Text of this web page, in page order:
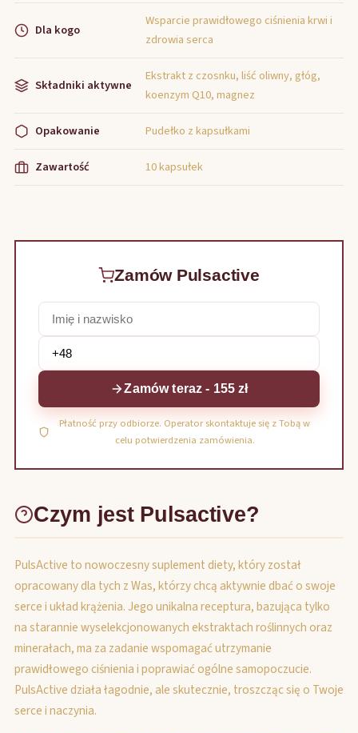
Dla kogo
Wsparcie prawidłowego ciśnienia krwi i
zdrowia serca
Składniki aktywne
Ekstrakt z czosnku, liść oliwny, głóg,
koenzym Q10, magnez
Opakowanie Pudełko z kapsułkami
Zawartość 10 kapsułek
Zamów Pulsactive
Zamów teraz - 155 zł
Płatność przy odbiorze. Operator skontaktuje się z Tobą w
celu potwierdzenia zamówienia.
Czym jest Pulsactive?
PulsActive to nowoczesny suplement diety, który został
opracowany dla tych z Was, którzy chcą aktywnie dbać o swoje
serce i układ krążenia. Jego unikalna receptura, bazująca tylko
na starannie wyselekcjonowanych ekstraktach roślinnych oraz
minerałach, ma za zadanie wspomagać utrzymanie
prawidłowego ciśnienia i poprawiać ogólne samopoczucie.
PulsActive działa łagodnie, ale skutecznie, troszcząc się o Twoje
serce i naczynia.